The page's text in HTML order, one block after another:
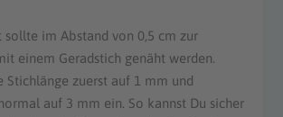
sollte im Abstand von 0,5 cm zur
einem Geradstich genäht werden.
Stichlänge zuerst auf 1 mm und
auf 3 mm ein. So kannst Du sicher